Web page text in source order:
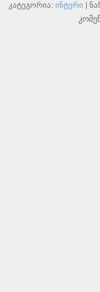
ᲙᲐᲢᲔᲒᲝᲠᲘᲐ: ᲘᲜᲢᲔᲠᲘ |